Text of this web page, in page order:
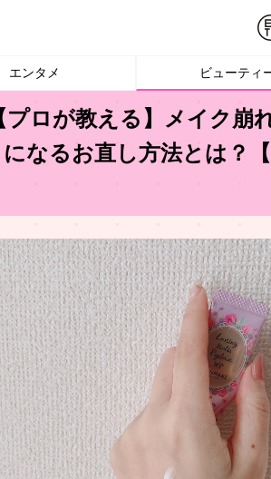
エンタメ ビューティ
プロが教える】メイク崩
なるお直し方法とは？